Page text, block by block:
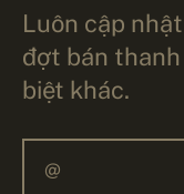
Luôn cập
đợt bán
biệt khác.